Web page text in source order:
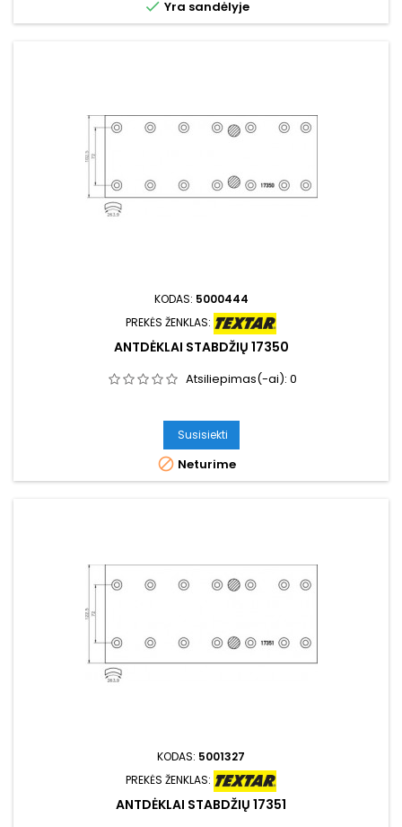
 Yra sandėlyje
KODAS: 5000444
PREKĖS ŽENKLAS:
ANTDĖKLAI STABDŽIŲ 17350
Atsiliepimas(-ai): 0
Susisiekti
 Neturime
KODAS: 5001327
PREKĖS ŽENKLAS:
ANTDĖKLAI STABDŽIŲ 17351